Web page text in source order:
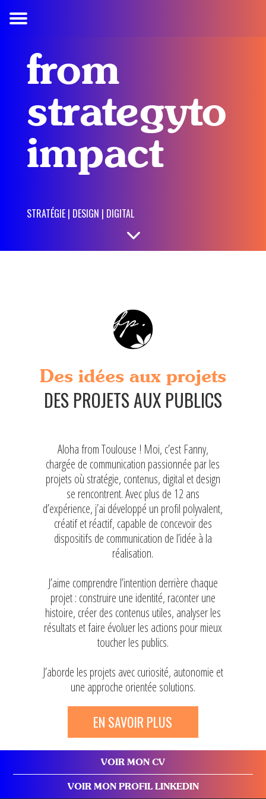
from
strategyto
impact
STRATÉGIE | DESIGN | DIGITAL
Des idées aux projets
DES PROJETS AUX PUBLICS
Aloha from Toulouse ! Moi, c’est Fanny,
chargée de communication passionnée par les
projets où stratégie, contenus, digital et design
se rencontrent. Avec plus de 12 ans
d’expérience, j’ai développé un profil polyvalent,
créatif et réactif, capable de concevoir des
dispositifs de communication de l’idée à la
réalisation.
J’aime comprendre l’intention derrière chaque
projet : construire une identité, raconter une
histoire, créer des contenus utiles, analyser les
résultats et faire évoluer les actions pour mieux
toucher les publics.
J’aborde les projets aveccuriosité, autonomie et
une approche orientée solutions.
EN SAVOIR PLUS
VOIR MON CV
VOIR MON PROFIL LINKEDIN